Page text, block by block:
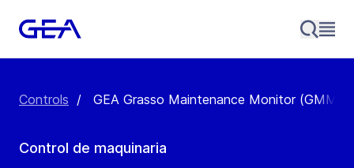
Controls / GEA Grasso Maintenance Monitor (GMM)
Control de maquinaria